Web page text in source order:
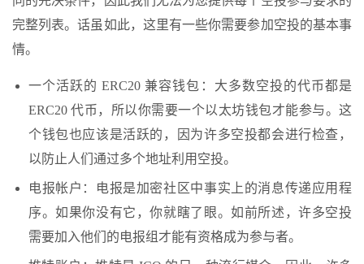
完整列表。话虽如此，这里有一些你需要参加空投的基本事
情。
一个活跃的 ERC20 兼容钱包：大多数空投的代币都是
ERC20 代币，所以你需要一个以太坊钱包才能参与。这
个钱包也应该是活跃的，因为许多空投都会进行检查，
以防止人们通过多个地址利用空投。
电报帐户：电报是加密社区中事实上的消息传递应用程
序。如果你没有它，你就瞎了眼。如前所述，许多空投
需要加入他们的电报组才能有资格成为参与者。